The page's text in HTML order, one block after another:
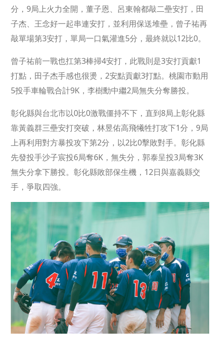
分，9局上火力全開，董子恩、呂東翰都敲二壘安打，田
子杰、王念好一起串連安打，並利用保送堆壘，曾子祐再
敲單場第3安打，單局一口氣灌進5分，最終就以12比0。
曾子祐前一戰也扛第3棒掃4安打，此戰則是3安打貢獻1
打點，田子杰手感也很燙，2安點貢獻3打點。桃園市動用
5投手車輪戰合計9K，李樹勳中繼2局無失分奪勝投。
彰化縣與台北市以0比0激戰僵持不下，直到8局上彰化縣
靠黃義群三壘安打突破，林昱佑高飛犧牲打攻下1分，9局
上再利用對方暴投攻下第2分，以2比0擊敗對手。彰化縣
先發投手沙子宸投6局奪6K，無失分，郭泰呈投3局奪3K
無失分拿下勝投。彰化縣敗部保生機，12日與嘉義縣交
手，爭取四強。